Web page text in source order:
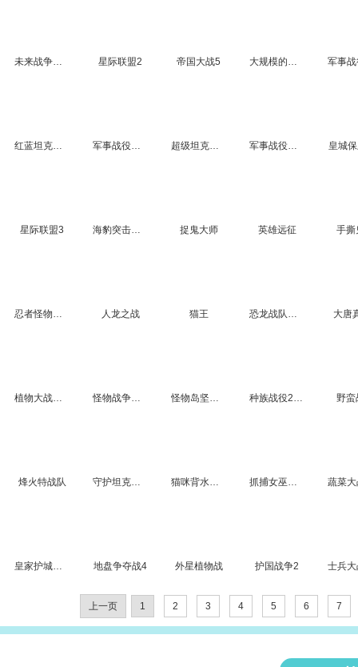
未来战争中文版 星际联盟2 帝国大战5 大规模的战争加强版3
红蓝坦克攻坚战6 军事战役之直捣黄龙3 超级坦克战役2无敌版 军事战役之地下风暴4 皇城
星际联盟3 海豹突击队之军事战役4 捉鬼大师 英雄远征 手撕
忍者怪物大战 人龙之战 猫王 恐龙战队大爆发加强版 大唐
植物大战僵尸 怪物战争中文版 怪物岛坚守战5 种族战役2中文版 野蛮
烽火特战队 守护坦克工厂 猫咪背水一战中文版 抓捕女巫的行动
皇家护城队中文版 地盘争夺战4 外星植物战 护国战争2
上一页 1 2 3 4 5 6 7